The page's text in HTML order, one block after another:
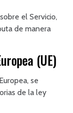
el Servicio,
de manera
(UE)
se
de la ley